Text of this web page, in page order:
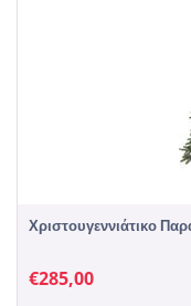
Χριστουγεννιάτικο
€285,00